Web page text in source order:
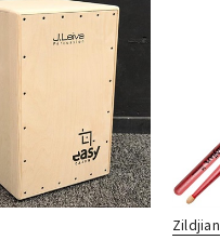
Zildjian